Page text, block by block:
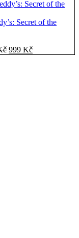
Secret of the
Původní
999 KčAktuální